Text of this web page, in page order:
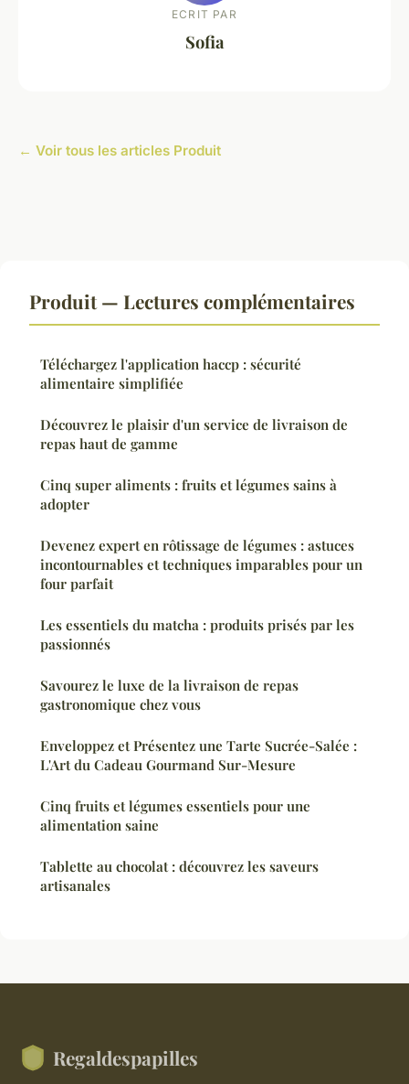
ECRIT PAR
Sofia
← Voir tous les articles Produit
Produit — Lectures complémentaires
Téléchargez l'application haccp : sécurité
alimentaire simplifiée
Découvrez le plaisir d'un service de livraison de
repas haut de gamme
Cinq super aliments : fruits et légumes sains à
adopter
Devenez expert en rôtissage de légumes : astuces
incontournables et techniques imparables pour un
four parfait
Les essentiels du matcha : produits prisés par les
passionnés
Savourez le luxe de la livraison de repas
gastronomique chez vous
Enveloppez et Présentez une Tarte Sucrée-Salée :
L'Art du Cadeau Gourmand Sur-Mesure
Cinq fruits et légumes essentiels pour une
alimentation saine
Tablette au chocolat : découvrez les saveurs
artisanales
Regaldespapilles